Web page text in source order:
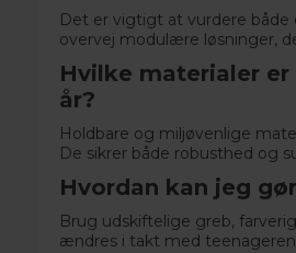
Det er vigtigt at vurdere
overvej modulære løsninger,
Hvilke materialer
år?
Holdbare og miljøvenlige
De sikrer både robusthed og
Hvordan kan jeg
Brug udskiftelige greb,
ændres i takt med